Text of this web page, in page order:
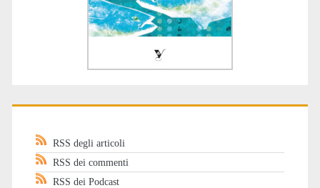
RSS degli articoli
RSS dei commenti
RSS dei Podcast